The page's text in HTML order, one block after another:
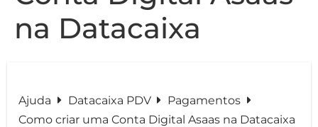
na Datacaixa
Ajuda Datacaixa PDV
Pagamentos
Como criar uma Conta Digital Asaas na Datacaixa